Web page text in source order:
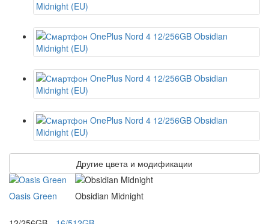
Другие цвета и модификации
Oasis Green Obsidian Midnight